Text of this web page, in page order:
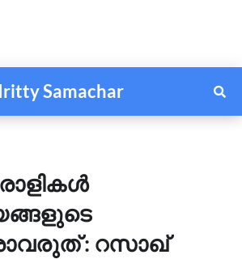
Iritty Samachar
: റസാഖ്